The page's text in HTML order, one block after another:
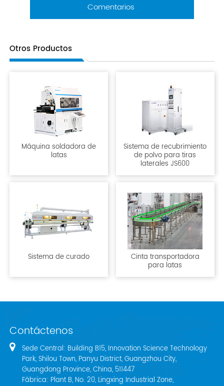
Comentarios
Otros Productos
Máquina soldadora de
latas
Sistema de recubrimiento
de polvo para tiras
laterales JS600
Sistema de curado
Cinta transportadora
para latas
Contáctenos
Sede Central: Building B15, Innovation Science Technology
Park, Shilou Town, Panyu District, Guangzhou City,
Guangdong Province, China, 511447
Fábrica: Plant B, No. 20, Lingxing Industrial Zone,